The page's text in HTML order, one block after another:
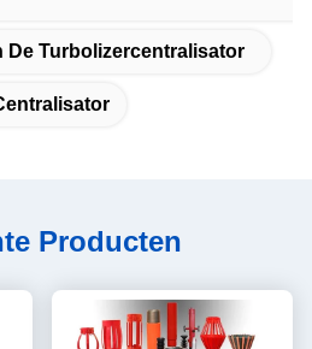
De Turbolizercentralisator
Producten